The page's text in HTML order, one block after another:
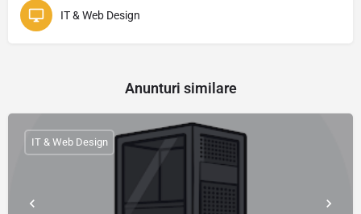
IT & Web Design
Anunturi similare
IT & Web Design